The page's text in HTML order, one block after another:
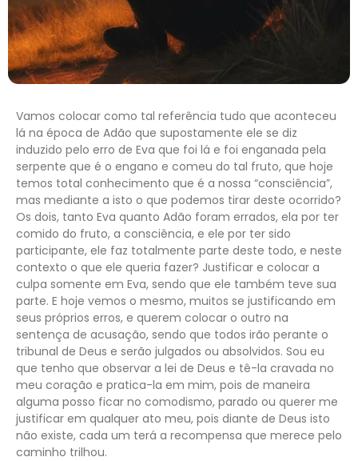
Vamos colocar como tal referência tudo que aconteceu
lá na época de Adão que supostamente ele se diz
induzido pelo erro de Eva que foi lá e foi enganada pela
serpente que é o engano e comeu do tal fruto, que hoje
temos total conhecimento que é a nossa “consciência”,
mas mediante a isto o que podemos tirar deste ocorrido?
Os dois, tanto Eva quanto Adão foram errados, ela por ter
comido do fruto, a consciência, e ele por ter sido
participante, ele faz totalmente parte deste todo, e neste
contexto o que ele queria fazer? Justificar e colocar a
culpa somente em Eva, sendo que ele também teve sua
parte. E hoje vemos o mesmo, muitos se justificando em
seus próprios erros, e querem colocar o outro na
sentença de acusação, sendo que todos irão perante o
tribunal de Deus e serão julgados ou absolvidos. Sou eu
que tenho que observar a lei de Deus e tê-la cravada no
meu coração e pratica-la em mim, pois de maneira
alguma posso ficar no comodismo, parado ou querer me
justificar em qualquer ato meu, pois diante de Deus isto
não existe, cada um terá a recompensa que merece pelo
caminho trilhou.